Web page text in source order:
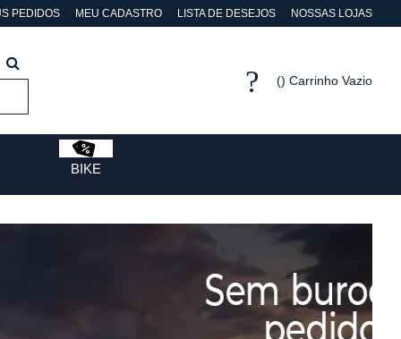
PEDIDOS MEU CADASTRO LISTA DE DESEJOS NOSSAS LOJAS
Carrinho Vazio
BIKE